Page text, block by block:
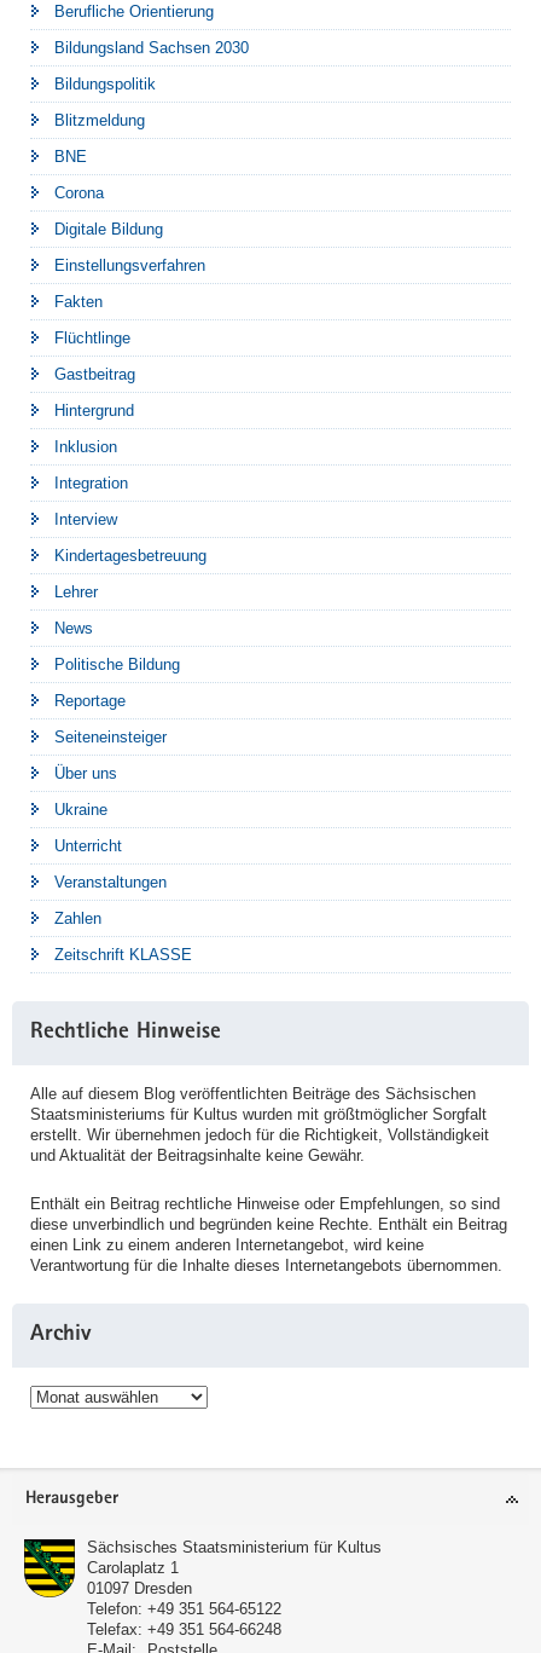
Berufliche Orientierung
Bildungsland Sachsen 2030
Bildungspolitik
Blitzmeldung
BNE
Corona
Digitale Bildung
Einstellungsverfahren
Fakten
Flüchtlinge
Gastbeitrag
Hintergrund
Inklusion
Integration
Interview
Kindertagesbetreuung
Lehrer
News
Politische Bildung
Reportage
Seiteneinsteiger
Über uns
Ukraine
Unterricht
Veranstaltungen
Zahlen
Zeitschrift KLASSE
Rechtliche Hinweise
Alle auf diesem Blog veröffentlichten Beiträge des Sächsischen
Staatsministeriums für Kultus wurden mit größtmöglicher Sorgfalt
erstellt. Wir übernehmen jedoch für die Richtigkeit, Vollständigkeit
und Aktualität der Beitragsinhalte keine Gewähr.
Enthält ein Beitrag rechtliche Hinweise oder Empfehlungen, so sind
diese unverbindlich und begründen keine Rechte. Enthält ein Beitrag
einen Link zu einem anderen Internetangebot, wird keine
Verantwortung für die Inhalte dieses Internetangebots übernommen.
Archiv
Archiv
Service
Herausgeber
Sächsisches Staatsministerium für Kultus
Carolaplatz 1
01097 Dresden
Telefon: +49 351 564-65122
Telefax: +49 351 564-66248